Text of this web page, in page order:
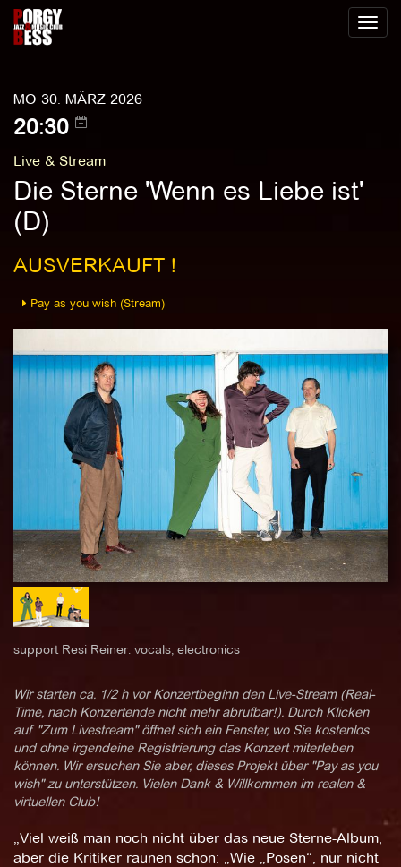
Toggle
MO 30. MÄRZ 2026
20:30
Live & Stream
Die Sterne 'Wenn es Liebe ist'
(D)
AUSVERKAUFT !
Pay as you wish (Stream)
support Resi Reiner: vocals, electronics
Wir starten ca. 1/2 h vor Konzertbeginn den Live-Stream (Real-
Time, nach Konzertende nicht mehr abrufbar!). Durch Klicken
auf "Zum Livestream" öffnet sich ein Fenster, wo Sie kostenlos
und ohne irgendeine Registrierung das Konzert miterleben
können. Wir ersuchen Sie aber, dieses Projekt über "Pay as you
wish" zu unterstützen. Vielen Dank & Willkommen im realen &
virtuellen Club!
„Viel weiß man noch nicht über das neue Sterne-Album,
aber die Kritiker raunen schon: „Wie „Posen“, nur nicht